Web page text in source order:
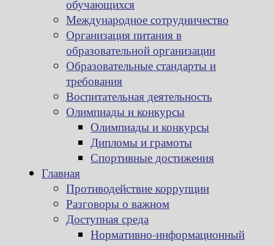
обучающихся
Международное сотрудничество
Организация питания в
образовательной организации
Образовательные стандарты и
требования
Воспитательная деятельность
Олимпиады и конкурсы
Олимпиады и конкурсы
Дипломы и грамоты
Спортивные достижения
Главная
Противодействие коррупции
Разговоры о важном
Доступная среда
Нормативно-информационный